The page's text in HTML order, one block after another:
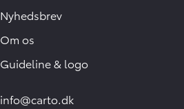
Nyhedsbrev
Om os
Guideline & logo
info@carto.dk